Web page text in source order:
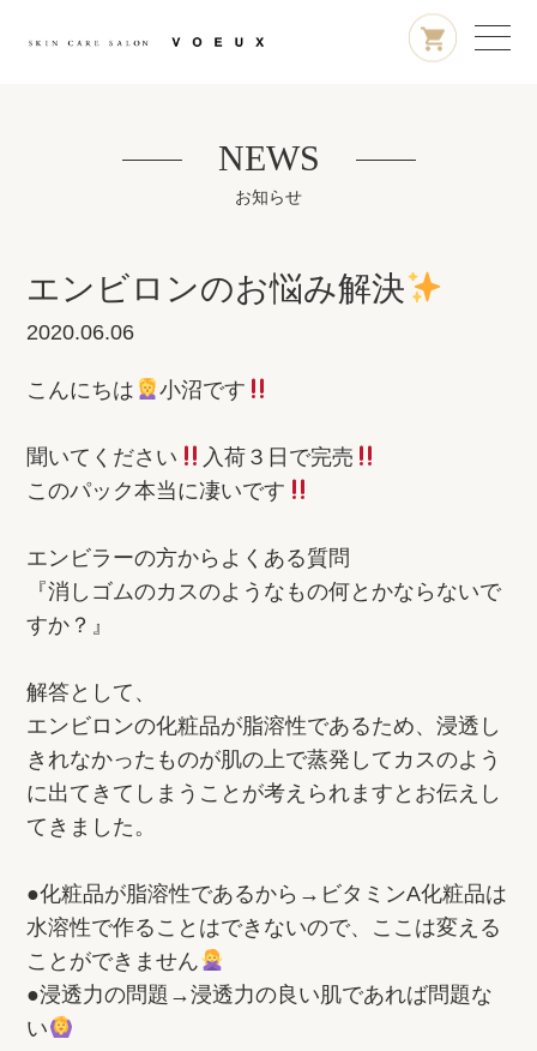
NEWS
お知らせ
エンビロンのお悩み解決
2020.06.06
こんにちは 小沼です
聞いてください
入荷３日で完売
このパック本当に凄いです
エンビラーの方からよくある質問
『消しゴムのカスのようなもの何とかならないで
すか？』
解答として、
エンビロンの化粧品が脂溶性であるため、浸透し
きれなかったものが肌の上で蒸発してカスのよう
に出てきてしまうことが考えられますとお伝えし
てきました。
●化粧品が脂溶性であるから→ビタミンA化粧品は
水溶性で作ることはできないので、ここは変える
ことができません
●浸透力の問題→浸透力の良い肌であれば問題な
い